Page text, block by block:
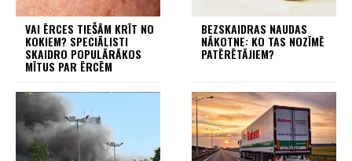
VAI ĒRCES TIEŠĀM KRĪT NO
KOKIEM? SPECIĀLISTI
SKAIDRO POPULĀRĀKOS
MĪTUS PAR ĒRCĒM
BEZSKAIDRAS NAUDAS
NĀKOTNE: KO TAS NOZĪMĒ
PATĒRĒTĀJIEM?